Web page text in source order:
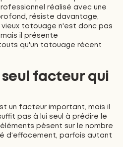
réalisé avec une
résiste davantage,
vieux tatouage n'est donc pas
il présente
qu'un tatouage récent
seul facteur qui
un facteur important, mais il
pas à lui seul à prédire le
pèsent sur le nombre
d'effacement, parfois autant